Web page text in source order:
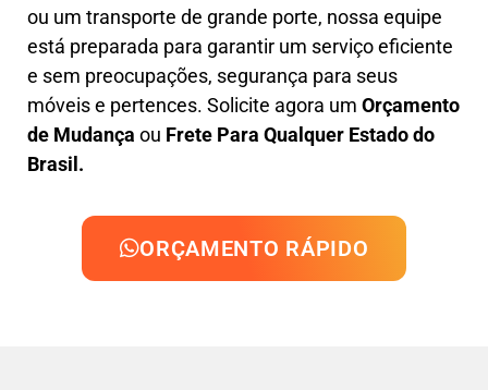
ou um transporte de grande porte, nossa equipe
está preparada para garantir um serviço eficiente
e sem preocupações, segurança para seus
móveis e pertences. Solicite agora um Orçamento
de Mudança ou Frete Para Qualquer Estado do
Brasil.
ORÇAMENTO RÁPIDO